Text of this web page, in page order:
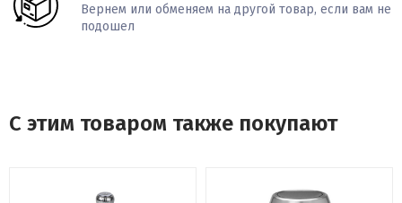
Вернем или обменяем на другой товар, если вам не
подошел
С этим товаром также покупают